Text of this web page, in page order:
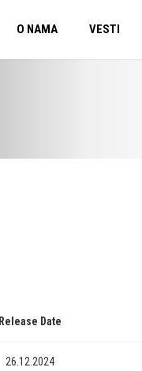
O NAMA VESTI
Release Date
26.12.2024